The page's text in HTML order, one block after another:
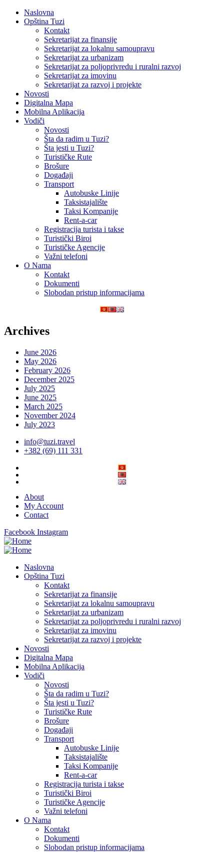
Naslovna
Opština Tuzi
Kontakt
Sekretarijat za finansije
Sekretarijat za lokalnu samoupravu
Sekretarijat za urbanizam
Sekretarijat za poljoprivredu i ruralni razvoj
Sekretarijat za imovinu
Sekretarijat za razvoj i projekte
Novosti
Digitalna Mapa
Mobilna Aplikacija
Vodiči
Novosti
Šta da radim u Tuzi?
Šta jesti u Tuzi?
Turističke Rute
Brošure
Događaji
Transport
Autobuske Linije
Taksistajalište
Taksi Kompanije
Rent-a-car
Registracija turista i takse
Turistički Biroi
Turističke Agencije
Važni telefoni
O Nama
Kontakt
Dokumenti
Slobodan pristup informacijama
Archives
June 2026
May 2026
February 2026
December 2025
July 2025
June 2025
March 2025
November 2024
July 2023
info@tuzi.travel
+382 (69) 111 331
About
My Account
Contact
Facebook Instagram
Naslovna
Opština Tuzi
Kontakt
Sekretarijat za finansije
Sekretarijat za lokalnu samoupravu
Sekretarijat za urbanizam
Sekretarijat za poljoprivredu i ruralni razvoj
Sekretarijat za imovinu
Sekretarijat za razvoj i projekte
Novosti
Digitalna Mapa
Mobilna Aplikacija
Vodiči
Novosti
Šta da radim u Tuzi?
Šta jesti u Tuzi?
Turističke Rute
Brošure
Događaji
Transport
Autobuske Linije
Taksistajalište
Taksi Kompanije
Rent-a-car
Registracija turista i takse
Turistički Biroi
Turističke Agencije
Važni telefoni
O Nama
Kontakt
Dokumenti
Slobodan pristup informacijama